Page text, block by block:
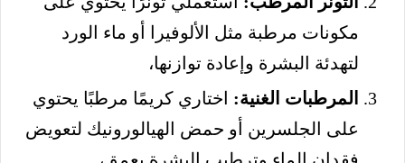
مكونات مرطبة مثل الألوفيرا أو ماء الورد
لتهدئة البشرة وإعادة توازنها،
المرطبات الغنية: اختاري كريمًا مرطبًا يحتوي
على الجلسرين أو حمض الهيالورونيك لتعويض
فقدان الماء وترطيب البشرة بعمق،